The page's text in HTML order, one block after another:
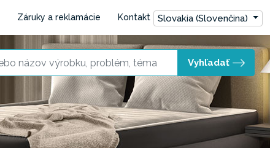
Záruky a reklamácie Kontakt Slovakia (Slovenčina)
Vyhľadať